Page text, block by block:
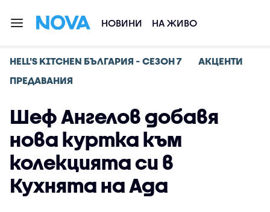
НОВИНИ НА ЖИВО
HELL'S KITCHEN БЪЛГАРИЯ - СЕЗОН 7
АКЦЕНТИ
ПРЕДАВАНИЯ
Шеф Ангелов добавя
нова куртка към
колекцията си в
Кухнята на Ада